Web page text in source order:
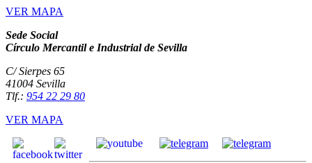
VER MAPA
Sede Social
Círculo Mercantil e Industrial de Sevilla
C/ Sierpes 65
41004 Sevilla
Tlf.: 954 22 29 80
VER MAPA